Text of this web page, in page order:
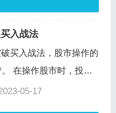
码占流通盘的
中。
入战法
买入战法，股市操作的
资
绪所左右。同时，要掌
05-17